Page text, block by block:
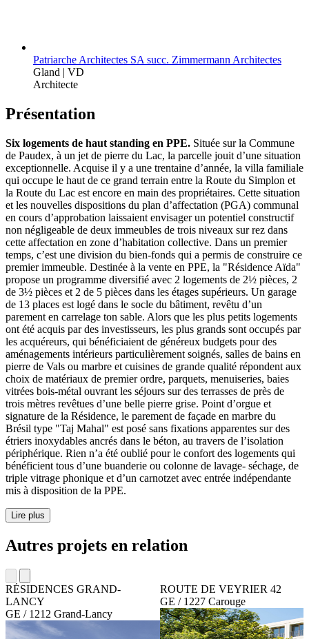
Patriarche Architectes SA succ. Zimmermann Architectes
Gland | VD
Architecte
Présentation
Six logements de haut standing en PPE. Située sur la Commune
de Paudex, à un jet de pierre du Lac, la parcelle jouit d’une situation
exceptionnelle. Acquise il y a une trentaine d’année, la villa familiale
qui occupe le haut de ce grand terrain entre la Route du Simplon et
la Route du Lac est encore en main des propriétaires. Cette situation
et les nouvelles dispositions du plan d’affectation (PGA) communal
en cours d’approbation laissaient envisager un potentiel constructif
non négligeable de deux immeubles de trois niveaux sur rez dans
cette affectation en zone d’habitation collective. Dans un premier
temps, c’est une division du bien-fonds qui a permis de construire ce
premier immeuble. Destinée à la vente en PPE, la "Résidence Aïda"
propose un programme diversifié avec 2 logements de 2½ pièces, 2
de 3½ pièces et 2 de 5 pièces dans les étages supérieurs. Un garage
de 13 places est logé dans le socle du bâtiment, revêtu d’un
parement en carrelage ton sable. Alors que les plus petits logements
ont été acquis par des investisseurs, les plus grands sont occupés par
les acquéreurs, qui bénéficiaient de généreux budgets pour des
aménagements intérieurs particulièrement soignés, salles de bains en
pierre de Vals ou marbre et cuisines de grande qualité répondent aux
choix de matériaux de premier ordre, parquets, menuiseries, baies
vitrées bois-métal ouvrant les séjours sur des terrasses de près de
trois mètres revêtues d’une belle pierre grise. Point d’orgue et
signature de la Résidence, le parement de façade en marbre du
Brésil type "Taj Mahal" est posé sans fixations apparentes sur des
étriers inoxydables ancrés dans le béton, au travers de l’isolation
périphérique. Rien n’a été oublié pour le confort des logements qui
bénéficient tous d’une buanderie ou colonne de lavage- séchage, de
triple vitrage phonique et d’un carnotzet avec entrée indépendante
mis à disposition de la PPE.
Lire plus
Autres projets en relation
RÉSIDENCES GRAND-
LANCY
GE / 1212 Grand-Lancy
ROUTE DE VEYRIER 42
GE / 1227 Carouge